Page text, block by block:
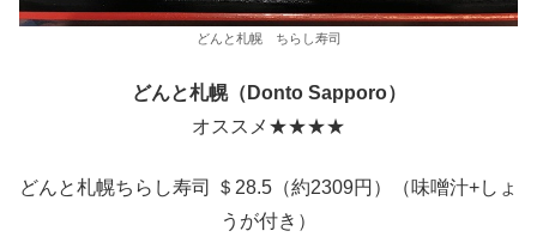
どんと札幌 ちらし寿司
どんと札幌（Donto Sapporo）
オススメ★★★★
どんと札幌ちらし寿司 ＄28.5（約2309円）（味噌汁+しょ
うが付き）